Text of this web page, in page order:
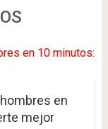
en
mejor